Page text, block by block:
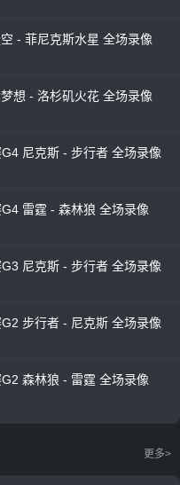
- 菲尼克斯水星 全场录像
想 - 洛杉矶火花 全场录像
尼克斯 - 步行者 全场录像
雷霆 - 森林狼 全场录像
尼克斯 - 步行者 全场录像
步行者 - 尼克斯 全场录像
森林狼 - 雷霆 全场录像
更多>